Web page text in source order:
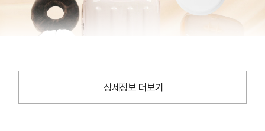
상세정보 더보기